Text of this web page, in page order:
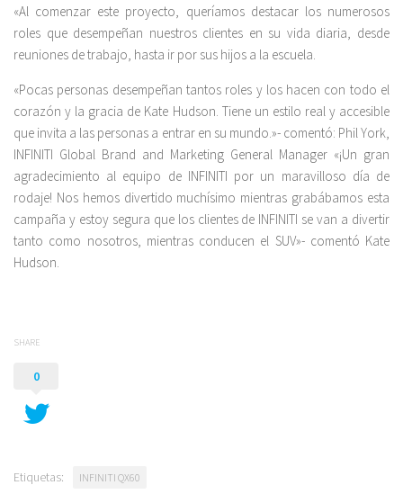
«Al comenzar este proyecto, queríamos destacar los numerosos
roles que desempeñan nuestros clientes en su vida diaria, desde
reuniones de trabajo, hasta ir por sus hijos a la escuela.
«Pocas personas desempeñan tantos roles y los hacen con todo el
corazón y la gracia de Kate Hudson. Tiene un estilo real y accesible
que invita a las personas a entrar en su mundo.»- comentó: Phil York,
INFINITI Global Brand and Marketing General Manager «¡Un gran
agradecimiento al equipo de INFINITI por un maravilloso día de
rodaje! Nos hemos divertido muchísimo mientras grabábamos esta
campaña y estoy segura que los clientes de INFINITI se van a divertir
tanto como nosotros, mientras conducen el SUV»- comentó Kate
Hudson.
SHARE
0
Etiquetas: INFINITI QX60